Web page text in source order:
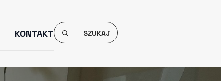
KONTAKT
Search
For: